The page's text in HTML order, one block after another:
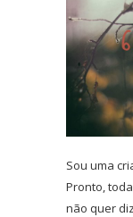
Sou uma
Pronto,
não quer